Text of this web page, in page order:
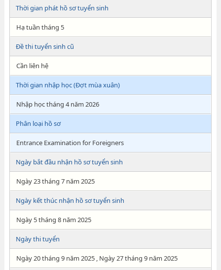
Thời gian phát hồ sơ tuyển sinh
Hạ tuần tháng 5
Đề thi tuyển sinh cũ
Cần liên hệ
Thời gian nhập học (Đợt mùa xuân)
Nhập học tháng 4 năm 2026
Phân loại hồ sơ
Entrance Examination for Foreigners
Ngày bắt đầu nhận hồ sơ tuyển sinh
Ngày 23 tháng 7 năm 2025
Ngày kết thúc nhận hồ sơ tuyển sinh
Ngày 5 tháng 8 năm 2025
Ngày thi tuyển
Ngày 20 tháng 9 năm 2025 , Ngày 27 tháng 9 năm 2025